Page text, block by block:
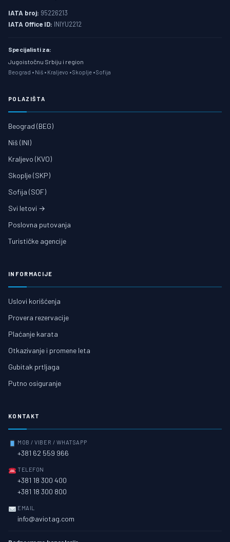
IATA broj: 95226213
IATA Office ID: INIYU2212
Specijalisti za:
Jugoistočnu Srbiju i region
Beograd • Niš • Kraljevo • Skoplje • Sofija
POLAZIŠTA
Beograd (BEG)
Niš (INI)
Kraljevo (KVO)
Skoplje (SKP)
Sofija (SOF)
Svi letovi →
Poslovna putovanja
Turističke agencije
INFORMACIJE
Uslovi korišćenja
Provera rezervacije
Plaćanje karata
Otkazivanje i promene leta
Gubitak prtljaga
Putno osiguranje
KONTAKT
MOB / VIBER / WHATSAPP
+381 62 559 966
TELEFON
+381 18 300 400
+381 18 300 800
EMAIL
info@aviotag.com